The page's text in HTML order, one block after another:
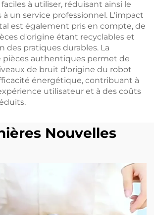
à utiliser, réduisant ainsi le
à un service professionnel. L'impact
est également pris en compte, de
d'origine étant recyclables et
des pratiques durables. La
pièces authentiques permet de
de bruit d'origine du robot
énergétique, contribuant à
utilisateur et à des coûts
Nouvelles